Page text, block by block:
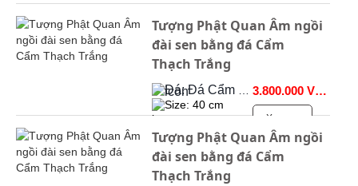
Tượng Phật Quan Âm ngồi
đài sen bằng đá Cẩm
Thạch Trắng
Đá: Đá Cẩm Thạch
Size: 40 cm
3.800.000 VNĐ
Xem >>
Tượng Phật Quan Âm ngồi
đài sen bằng đá Cẩm
Thạch Trắng